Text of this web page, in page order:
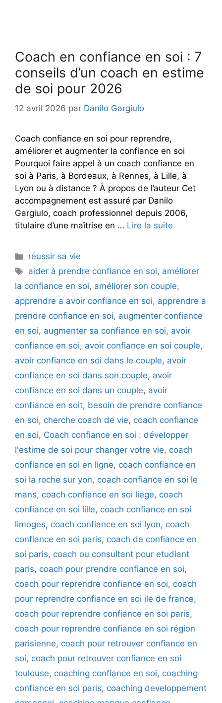
Coach en confiance en soi : 7
conseils d’un coach en estime
de soi pour 2026
12 avril 2026 par Danilo Gargiulo
Coach confiance en soi pour reprendre,
améliorer et augmenter la confiance en soi
Pourquoi faire appel à un coach confiance en
soi à Paris, à Bordeaux, à Rennes, à Lille, à
Lyon ou à distance ? À propos de l’auteur Cet
accompagnement est assuré par Danilo
Gargiulo, coach professionnel depuis 2006,
titulaire d’une maîtrise en … Lire la suite
Catégories
réussir sa vie
Étiquettes
aider à prendre confiance en soi, améliorer
la confiance en soi, améliorer son couple,
apprendre a avoir confiance en soi, apprendre a
prendre confiance en soi, augmenter confiance
en soi, augmenter sa confiance en soi, avoir
confiance en soi, avoir confiance en soi couple,
avoir confiance en soi dans le couple, avoir
confiance en soi dans son couple, avoir
confiance en soi dans un couple, avoir
confiance en soit, besoin de prendre confiance
en soi, cherche coach de vie, coach confiance
en soi, Coach confiance en soi : développer
l'estime de soi pour changer votre vie, coach
confiance en soi en ligne, coach confiance en
soi la roche sur yon, coach confiance en soi le
mans, coach confiance en soi liege, coach
confiance en soi lille, coach confiance en soi
limoges, coach confiance en soi lyon, coach
confiance en soi paris, coach de confiance en
soi paris, coach ou consultant pour etudiant
paris, coach pour prendre confiance en soi,
coach pour reprendre confiance en soi, coach
pour reprendre confiance en soi ile de france,
coach pour reprendre confiance en soi paris,
coach pour reprendre confiance en soi région
parisienne, coach pour retrouver confiance en
soi, coach pour retrouver confiance en soi
toulouse, coaching confiance en soi, coaching
confiance en soi paris, coaching developpement